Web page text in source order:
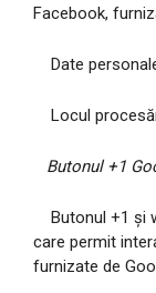
Facebook,
Date
Locul
Butonul +1
Butonul +1 și
care permit
furnizate de